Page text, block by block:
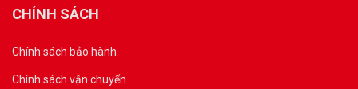
CHÍNH SÁCH
Chính sách bảo hành
Chính sách vận chuyển